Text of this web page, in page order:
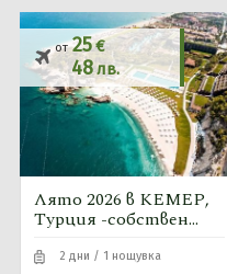
от 25€
48лв.
Лято 2026 в КЕМЕР,
Турция -собствен
2 дни / 1 нощувка